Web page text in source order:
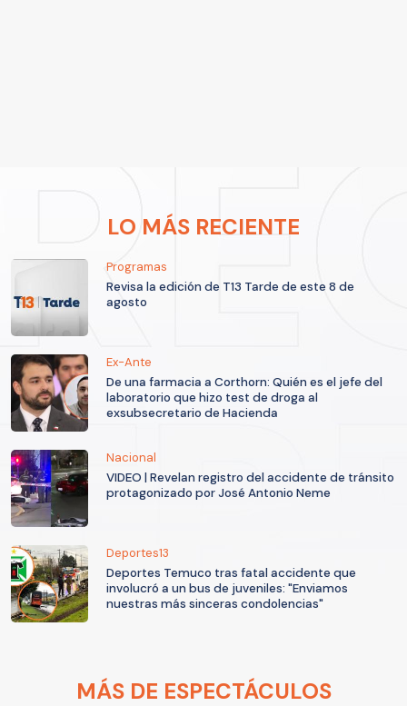
LO MÁS RECIENTE
Programas
Revisa la edición de T13 Tarde de este 8 de
agosto
Ex-Ante
De una farmacia a Corthorn: Quién es el jefe del
laboratorio que hizo test de droga al
exsubsecretario de Hacienda
Nacional
VIDEO | Revelan registro del accidente de tránsito
protagonizado por José Antonio Neme
Deportes13
Deportes Temuco tras fatal accidente que
involucró a un bus de juveniles: "Enviamos
nuestras más sinceras condolencias"
MÁS DE ESPECTÁCULOS